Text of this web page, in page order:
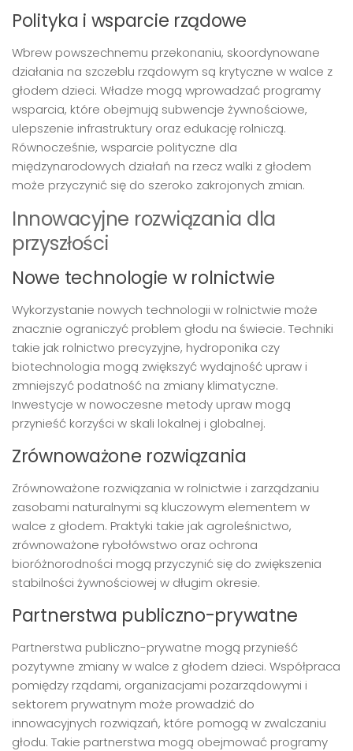
Polityka i wsparcie rządowe
Wbrew powszechnemu przekonaniu, skoordynowane
działania na szczeblu rządowym są krytyczne w walce z
głodem dzieci. Władze mogą wprowadzać programy
wsparcia, które obejmują subwencje żywnościowe,
ulepszenie infrastruktury oraz edukację rolniczą.
Równocześnie, wsparcie polityczne dla
międzynarodowych działań na rzecz walki z głodem
może przyczynić się do szeroko zakrojonych zmian.
Innowacyjne rozwiązania dla
przyszłości
Nowe technologie w rolnictwie
Wykorzystanie nowych technologii w rolnictwie może
znacznie ograniczyć problem głodu na świecie. Techniki
takie jak rolnictwo precyzyjne, hydroponika czy
biotechnologia mogą zwiększyć wydajność upraw i
zmniejszyć podatność na zmiany klimatyczne.
Inwestycje w nowoczesne metody upraw mogą
przynieść korzyści w skali lokalnej i globalnej.
Zrównoważone rozwiązania
Zrównoważone rozwiązania w rolnictwie i zarządzaniu
zasobami naturalnymi są kluczowym elementem w
walce z głodem. Praktyki takie jak agroleśnictwo,
zrównoważone rybołówstwo oraz ochrona
bioróżnorodności mogą przyczynić się do zwiększenia
stabilności żywnościowej w długim okresie.
Partnerstwa publiczno-prywatne
Partnerstwa publiczno-prywatne mogą przynieść
pozytywne zmiany w walce z głodem dzieci. Współpraca
pomiędzy rządami, organizacjami pozarządowymi i
sektorem prywatnym może prowadzić do
innowacyjnych rozwiązań, które pomogą w zwalczaniu
głodu. Takie partnerstwa mogą obejmować programy